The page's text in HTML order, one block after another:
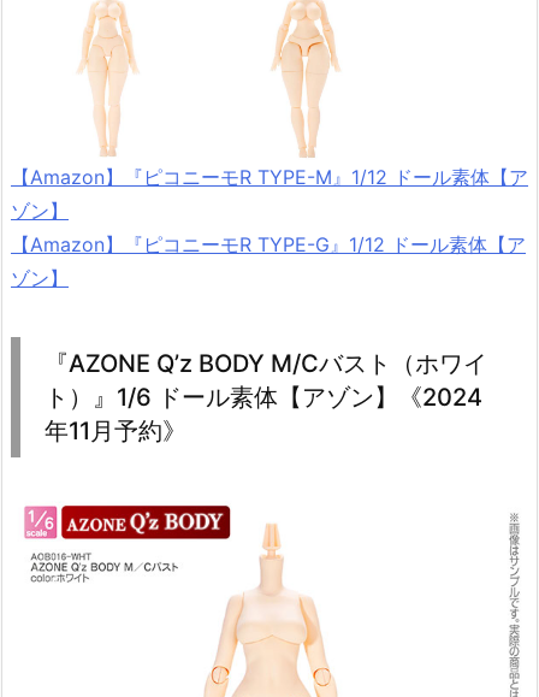
【Amazon】『ピコニーモR TYPE-M』1/12 ドール素体【ア
ゾン】
【Amazon】『ピコニーモR TYPE-G』1/12 ドール素体【ア
ゾン】
『AZONE Q’z BODY M/Cバスト（ホワイ
ト）』1/6 ドール素体【アゾン】《2024
年11月予約》